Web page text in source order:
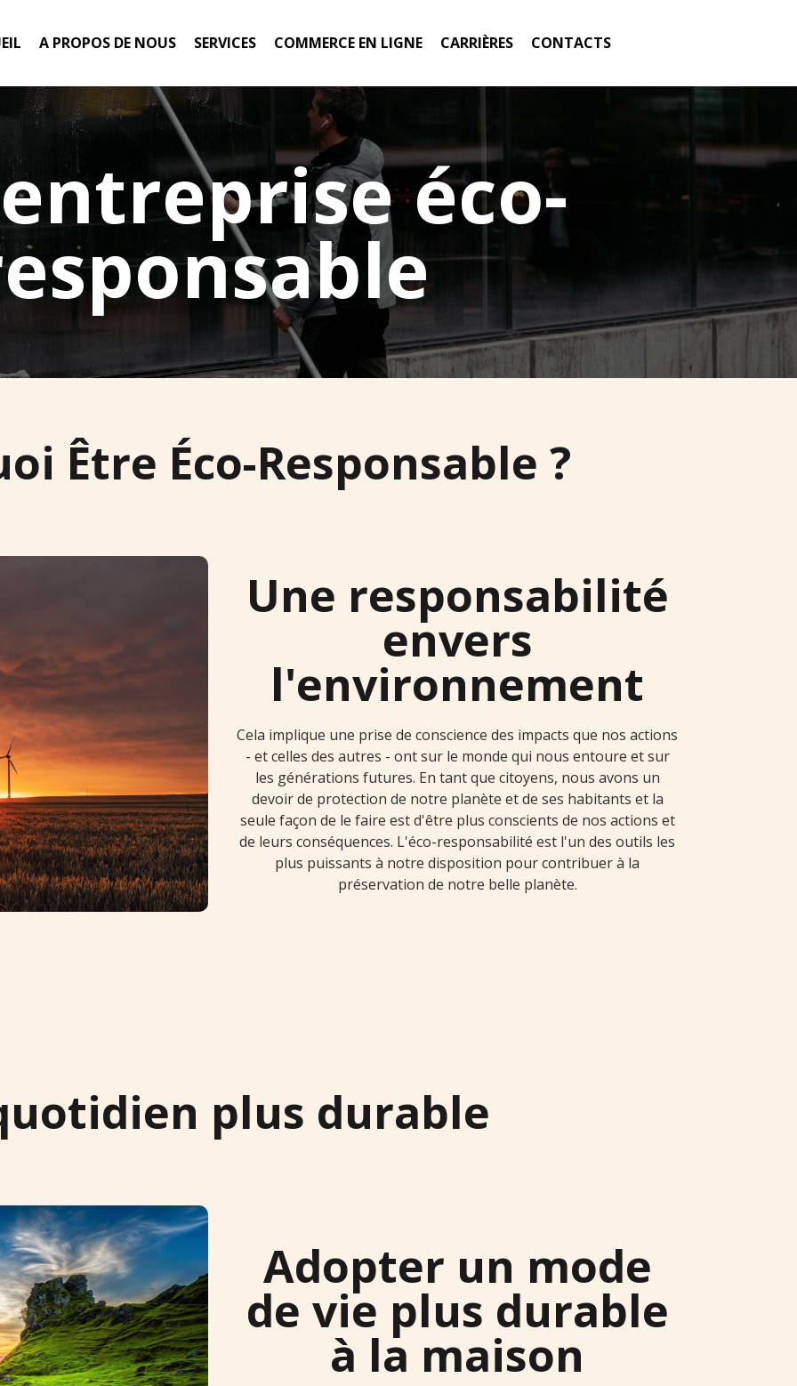
A PROPOS DE NOUS SERVICES COMMERCE EN LIGNE CARRIÈRES CONTACTS
éco-
Être Éco-Responsable ?
Une responsabilité
envers
l'environnement
Cela implique une prise de conscience des impacts que nos actions
- et celles des autres - ont sur le monde qui nous entoure et sur
les générations futures. En tant que citoyens, nous avons un
devoir de protection de notre planète et de ses habitants et la
seule façon de le faire est d'être plus conscients de nos actions et
de leurs conséquences. L'éco-responsabilité est l'un des outils les
plus puissants à notre disposition pour contribuer à la
préservation de notre belle planète.
plus durable
Adopter un mode
de vie plus durable
à la maison